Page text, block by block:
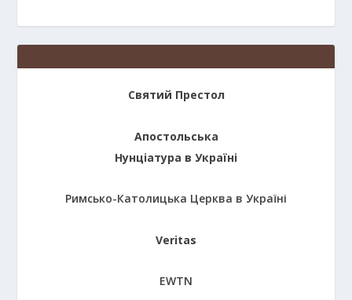
Святий Престол
Апостольська
Нунціатура в Україні
Римсько-Католицька Церква в Україні
Veritas
EWTN